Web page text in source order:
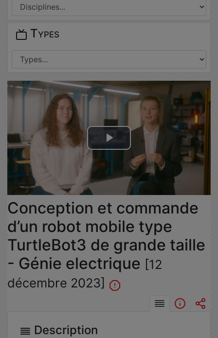
Lire
vidéo
Conception et commande
d’un robot mobile type
TurtleBot3 de grande taille
- Génie electrique [12
décembre 2023]
Description
Types